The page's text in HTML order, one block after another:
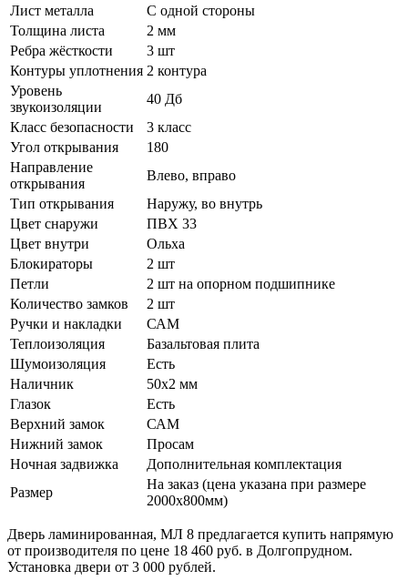
Лист металла
С одной стороны
Толщина листа
2 мм
Ребра жёсткости
3 шт
Контуры уплотнения 2 контура
Уровень
звукоизоляции
40 Дб
Класс безопасности
3 класс
Угол открывания
180
Направление
открывания
Влево, вправо
Тип открывания
Наружу, во внутрь
Цвет снаружи
ПВХ 33
Цвет внутри
Ольха
Блокираторы
2 шт
Петли
2 шт на опорном подшипнике
Количество замков
2 шт
Ручки и накладки
САМ
Теплоизоляция
Базальтовая плита
Шумоизоляция
Есть
Наличник
50х2 мм
Глазок
Есть
Верхний замок
САМ
Нижний замок
Просам
Ночная задвижка
Дополнительная комплектация
Размер
На заказ (цена указана при размере
2000х800мм)
Дверь ламинированная, МЛ 8 предлагается купить напрямую
от производителя по цене 18 460 руб. в Долгопрудном.
Установка двери от 3 000 рублей.